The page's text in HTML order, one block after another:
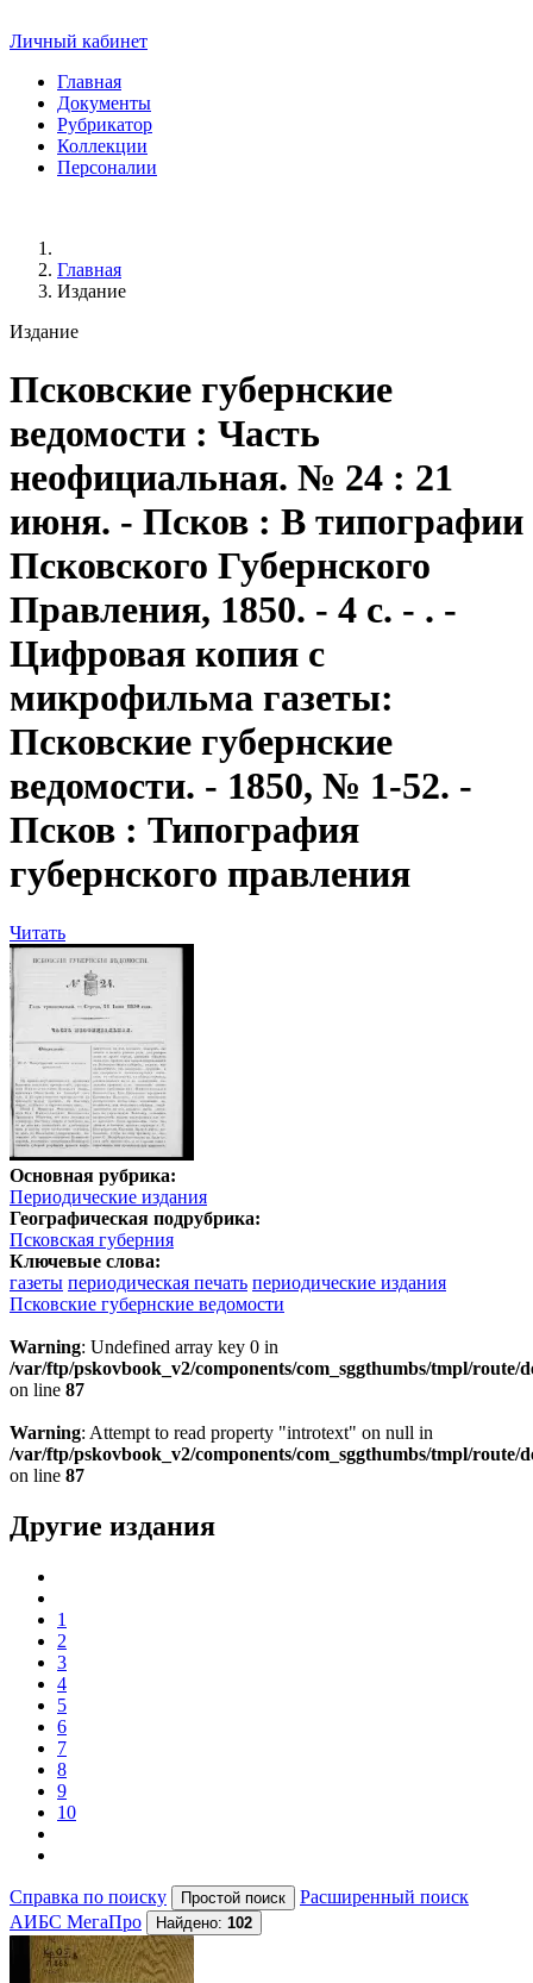
Личный кабинет
Главная
Документы
Рубрикатор
Коллекции
Персоналии
Главная
Издание
Издание
Псковские губернские
ведомости : Часть
неофициальная. № 24 : 21
июня. - Псков : В типографии
Псковского Губернского
Правления, 1850. - 4 с. - . -
Цифровая копия с
микрофильма газеты:
Псковские губернские
ведомости. - 1850, № 1-52. -
Псков : Типография
губернского правления
Читать
Основная рубрика:
Периодические издания
Географическая подрубрика:
Псковская губерния
Ключевые слова:
газеты периодическая печать периодические издания
Псковские губернские ведомости
Warning: Undefined array key 0 in
/var/ftp/pskovbook_v2/components/com_sggthumbs/tmpl/route/
on line 87
Warning: Attempt to read property "introtext" on null in
/var/ftp/pskovbook_v2/components/com_sggthumbs/tmpl/route/
on line 87
Другие издания
1
2
3
4
5
6
7
8
9
10
Справка по поиску
Расширенный поиск
АИБС МегаПро
Найдено: 102